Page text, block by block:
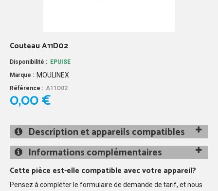
Couteau A11D02
Disponibilité :
EPUISE
Marque : MOULINEX
Référence : A11D02
0,00 €
Description et appareils compatibles
Informations complémentaires
Cette pièce est-elle compatible avec votre appareil?
Pensez à compléter le formulaire de demande de tarif, et nous